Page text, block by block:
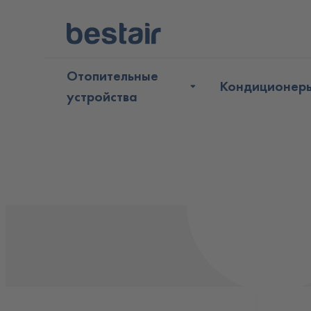
Отопительные
устройства